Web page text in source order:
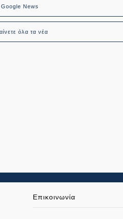
News
όλα τα νέα
Επικοινωνία